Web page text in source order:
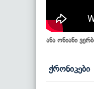
ანა ონიანი
ქრონიკები